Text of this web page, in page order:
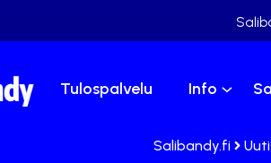
Tulospalvelu Info
Salibandy.fi